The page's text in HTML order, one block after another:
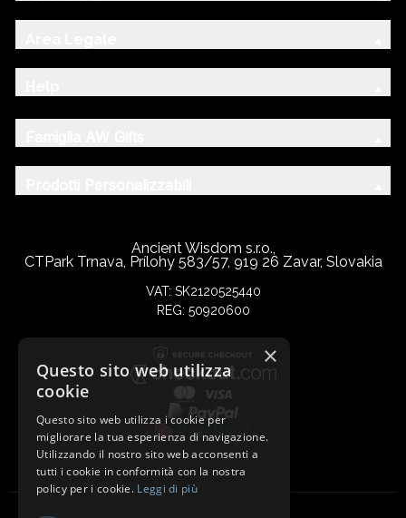
Ancient Wisdom s.r.o.,
CTPark Trnava, Prílohy 583/57, 919 26 Zavar, Slovakia
VAT: SK2120525440
REG: 50920600
×
Questo sito web utilizza
cookie
Questo sito web utilizza i cookie per
migliorare la tua esperienza di navigazione.
Utilizzando il nostro sito web acconsenti a
tutti i cookie in conformità con la nostra
policy per i cookie. Leggi di più